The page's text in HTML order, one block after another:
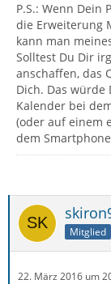
P.S.: Wenn Dein
die Erweiterung
kann man
Solltest Du Dir
anschaffen, das
Dich. Das
Kalender bei
(oder auf einem
dem
Mitglied
22. März 2016 um